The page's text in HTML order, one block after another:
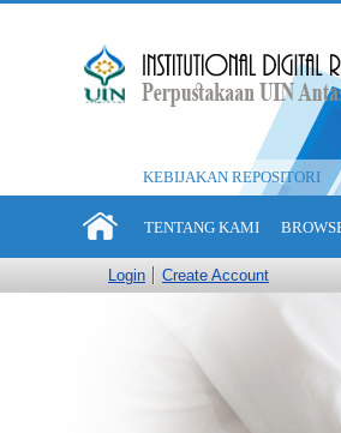
KEBIJAKAN REPOSITORI
TENTANG KAMI
Login Create Account